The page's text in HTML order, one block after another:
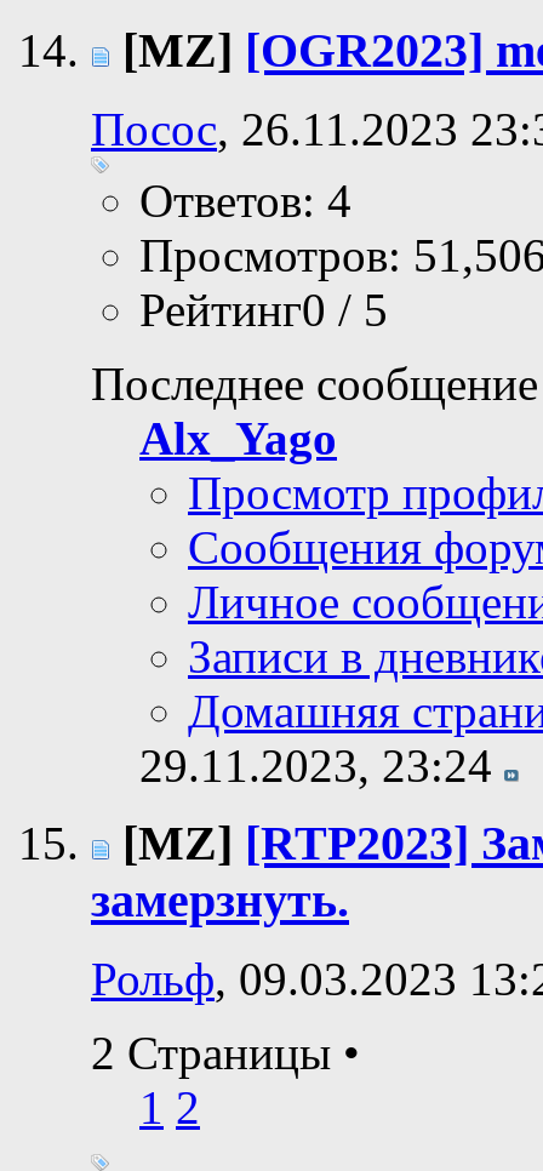
[MZ] [OGR2023]
Посос, 26.11.2023
Ответов: 4
Просмотров:
Рейтинг0 / 5
Последнее
Alx_Yago
Просмотр
Сообщения
Личное
Записи в
Домашняя
29.11.2023, 23:24
[MZ] [RTP2023]
замерзнуть.
Рольф, 09.03.2023
2 Страницы •
1 2